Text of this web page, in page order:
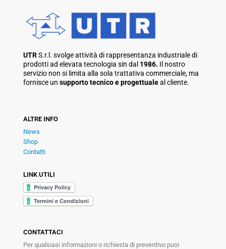
UTRS.r.l. svolge attività di rappresentanza industriale di
prodotti ad elevata tecnologia sin dal 1986. Il nostro
servizio non si limita alla sola trattativa commerciale, ma
fornisce un supporto tecnico e progettualeal cliente.
ALTRE INFO
News
Shop
Contatti
LINK UTILI
CONTATTACI
Per qualsiasi informazioni o richiesta di preventivo puoi